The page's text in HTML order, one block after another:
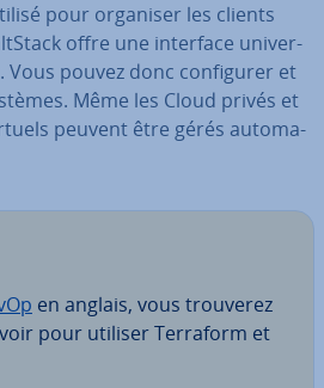
pour organiser les clients
offre une interface uni­ver­
Vous pouvez donc con­fi­gu­rer et
Même les Cloud privés et
peuvent être gérés au­to­ma­
en anglais, vous trouverez
pour utiliser Terraform et